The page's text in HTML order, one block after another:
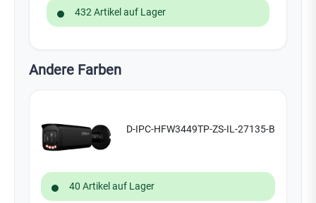
432 Artikel auf Lager
Andere Farben
D-IPC-HFW3449TP-ZS-IL-27135-B
40 Artikel auf Lager